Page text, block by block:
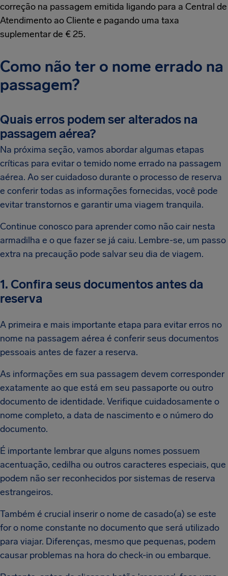
correção na passagem emitida ligando para a Central de
Atendimento ao Cliente e pagando uma taxa
suplementar de € 25.
Como não ter o nome errado na
passagem?
Quais erros podem ser alterados na
passagem aérea?
Na próxima seção, vamos abordar algumas etapas
críticas para evitar o temido nome errado na passagem
aérea. Ao ser cuidadoso durante o processo de reserva
e conferir todas as informações fornecidas, você pode
evitar transtornos e garantir uma viagem tranquila.
Continue conosco para aprender como não cair nesta
armadilha e o que fazer se já caiu. Lembre-se, um passo
extra na precaução pode salvar seu dia de viagem.
1. Confira seus documentos antes da
reserva
A primeira e mais importante etapa para evitar erros no
nome na passagem aérea é conferir seus documentos
pessoais antes de fazer a reserva.
As informações em sua passagem devem corresponder
exatamente ao que está em seu passaporte ou outro
documento de identidade. Verifique cuidadosamente o
nome completo, a data de nascimento e o número do
documento.
É importante lembrar que alguns nomes possuem
acentuação, cedilha ou outros caracteres especiais, que
podem não ser reconhecidos por sistemas de reserva
estrangeiros.
Também é crucial inserir o nome de casado(a) se este
for o nome constante no documento que será utilizado
para viajar. Diferenças, mesmo que pequenas, podem
causar problemas na hora do check-in ou embarque.